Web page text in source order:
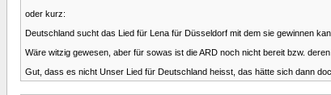
oder kurz:
Deutschland sucht das Lied für Lena für Düsseldorf mit dem sie gewinnen
Wäre witzig gewesen, aber für sowas ist die ARD noch nicht bereit bzw.
Gut, dass es nicht Unser Lied für Deutschland heisst, das hätte sich dann